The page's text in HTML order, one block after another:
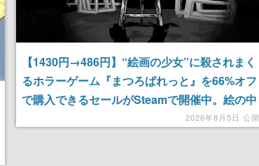
【1430円→486円】“絵画の少女”に殺されまく
るホラーゲーム『まつろぱれっと』を66%オフ
で購入できるセールがSteamで開催中。絵の中
2026年8月5日 公開